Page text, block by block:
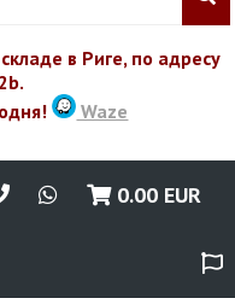
в Риге, по адресу
Waze
0.00 EUR